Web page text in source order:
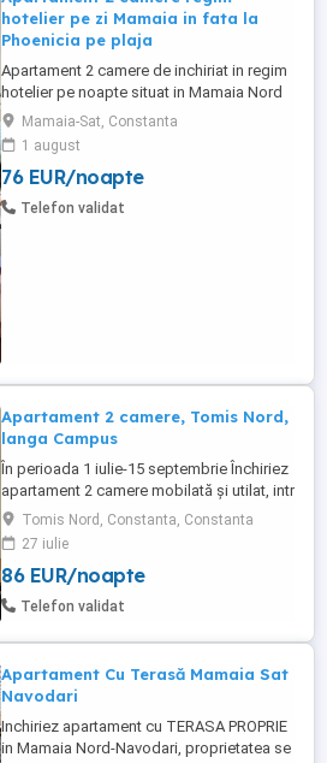
hotelier pe zi Mamaia in fata la
Phoenicia pe plaja
Apartament 2 camere de inchiriat in regim
hotelier pe noapte situat in Mamaia Nord
in fata complexului Phoenicia, linia 1 de la
mare, chiar pe plaja, in complexul Roca
Residence, cea mai buna locatie din
Mamaia, apartamente chiar pe plaja, cu
vedere si la mare, terasa, cu acces direct
Mamaia-Sat, Constanta
1 august
76 EUR/noapte
Telefon validat
Apartament 2 camere, Tomis Nord,
langa Campus
În perioada 1 iulie-15 septembrie Închiriez
apartament 2 camere mobilată și utilat, intr
un bloc nou, modern, recent renovat, se
află pe strada Smaraldului, lângă Campus
universitar, aproape de stațiunea Mamaia,
Satul de vacanță, City Park Mall. Dispune
de loc de parcare privat la subteran, 2 tv, 2
Tomis Nord, Constanta, Constanta
27 iulie
86 EUR/noapte
Telefon validat
Apartament Cu Terasă Mamaia Sat
Navodari
Inchiriez apartament cu TERASA PROPRIE
in Mamaia Nord-Navodari, proprietatea se